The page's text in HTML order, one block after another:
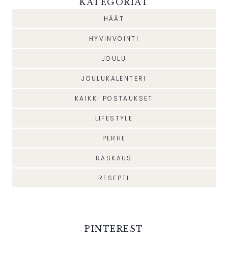
HÄÄT
HYVINVOINTI
JOULU
JOULUKALENTERI
KAIKKI POSTAUKSET
LIFESTYLE
PERHE
RASKAUS
RESEPTI
PINTEREST